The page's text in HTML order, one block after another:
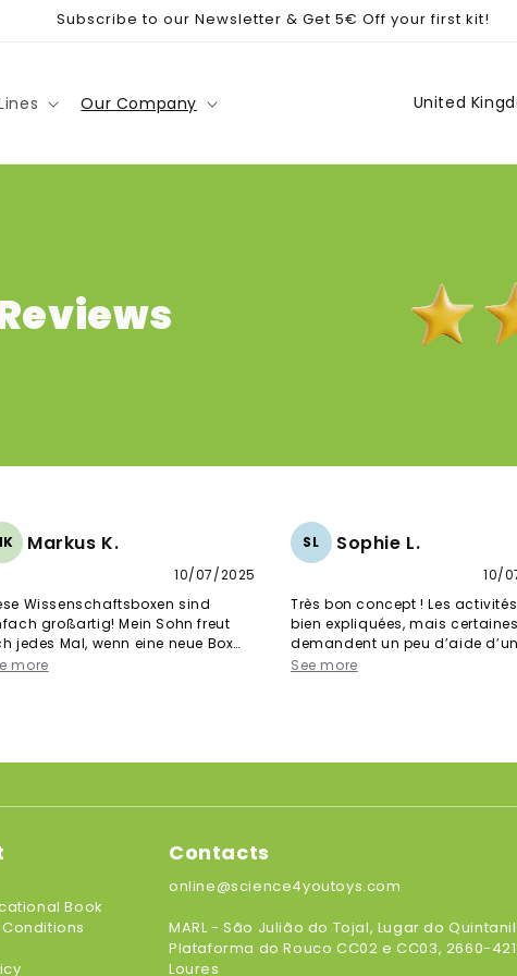
Subscribe to our Newsletter & Get 5€ Off your first kit!
Our Company
C
u
y
i
n
Markus K.
10/07/2025
Wissenschaftsboxen sind
großartig! Mein Sohn freut
jedes Mal, wenn eine neue Box
Tolle Experimente, sehr
more
SL Sophie L.
10/
Très bon concept ! Les
bien expliquées, mais certaines
demandent un peu d’aide d’un
adulte. Mon fils a hâte de
See more
Book
Contacts
online@science4youtoys.com
MARL - São Julião do Tojal, Lugar do
Plataforma do Rouco CC02 e CC03, 2660-421
Loures